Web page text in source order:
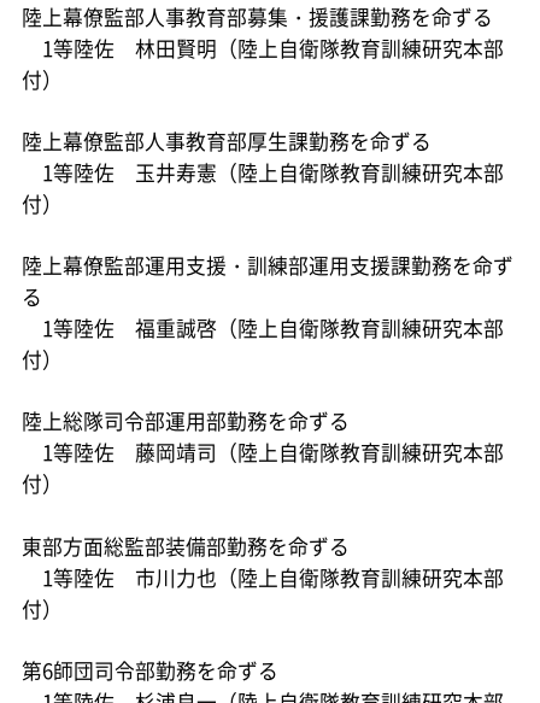
陸上幕僚監部人事教育部募集・援護課勤務を命ずる
1等陸佐 林田賢明（陸上自衛隊教育訓練研究本部
付）
陸上幕僚監部人事教育部厚生課勤務を命ずる
1等陸佐 玉井寿憲（陸上自衛隊教育訓練研究本部
付）
陸上幕僚監部運用支援・訓練部運用支援課勤務を命ず
る
1等陸佐 福重誠啓（陸上自衛隊教育訓練研究本部
付）
陸上総隊司令部運用部勤務を命ずる
1等陸佐 藤岡靖司（陸上自衛隊教育訓練研究本部
付）
東部方面総監部装備部勤務を命ずる
1等陸佐 市川力也（陸上自衛隊教育訓練研究本部
付）
第6師団司令部勤務を命ずる